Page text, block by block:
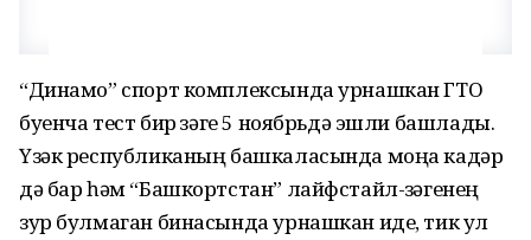
“Динамо” спорт комплексында урнашкан ГТО
буенча тест бирү үзәге 5 ноябрьдә эшли башлады.
Үзәк республиканың башкаласында моңа кадәр
дә бар һәм “Башкортстан” лайфстайл-үзәгенең
зур булмаган бинасында урнашкан иде, тик ул